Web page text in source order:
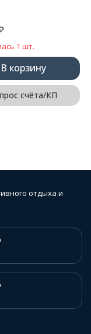
1 шт.
В корзину
счёта/КП
отдыха и